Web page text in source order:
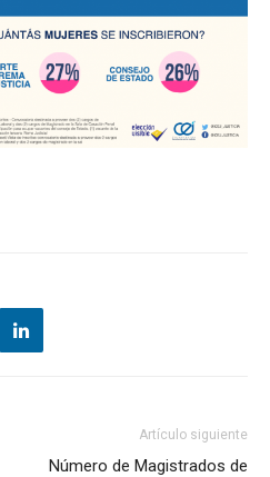
Artículo siguiente
Número de Magistrados de